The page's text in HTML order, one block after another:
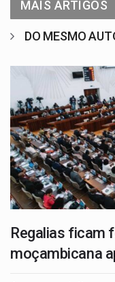
MAIS ARTIGOS
DO MESMO
Regalias ficam
moçambicana